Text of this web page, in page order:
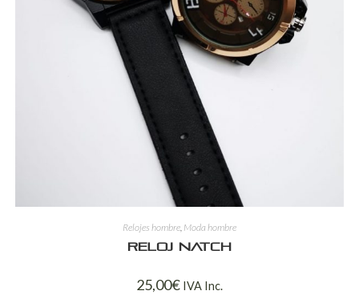
Relojes hombre, Moda hombre
Reloj Natch
25,00€ IVA Inc.